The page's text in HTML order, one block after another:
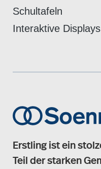
Schultafeln
Interaktive Displays
Erstling ist ein
Teil der starken